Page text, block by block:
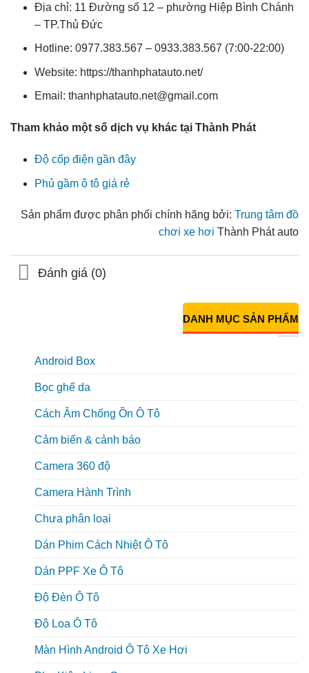
Địa chỉ: 11 Đường số 12 – phường Hiệp Bình Chánh
– TP.Thủ Đức
Hotline: 0977.383.567 – 0933.383.567 (7:00-22:00)
Website: https://thanhphatauto.net/
Email: thanhphatauto.net@gmail.com
Tham khảo một số dịch vụ khác tại Thành Phát
Độ cốp điện gần đây
Phủ gầm ô tô giá rẻ
Sản phẩm được phân phối chính hãng bởi: Trung tâm đồ
chơi xe hơi Thành Phát auto
Đánh giá (0)
DANH MỤC SẢN PHẨM
Android Box
Bọc ghế da
Cách Âm Chống Ồn Ô Tô
Cảm biến & cảnh báo
Camera 360 độ
Camera Hành Trình
Chưa phân loại
Dán Phim Cách Nhiệt Ô Tô
Dán PPF Xe Ô Tô
Độ Đèn Ô Tô
Độ Loa Ô Tô
Màn Hình Android Ô Tô Xe Hơi